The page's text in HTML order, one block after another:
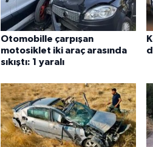
Otomobille çarpışan
motosiklet iki araç arasında
sıkıştı: 1 yaralı